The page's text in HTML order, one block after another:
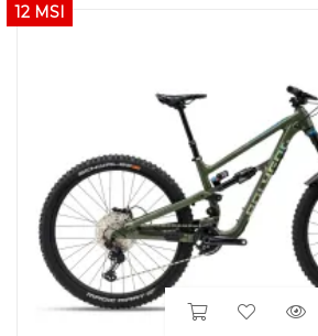
12 MSI